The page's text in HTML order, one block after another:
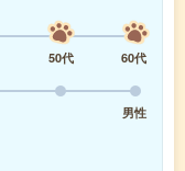
50代
60代
男性